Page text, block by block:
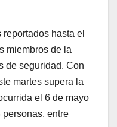
hasta el
miembros de la
de seguridad. Con
martes supera la
el 6 de mayo
entre